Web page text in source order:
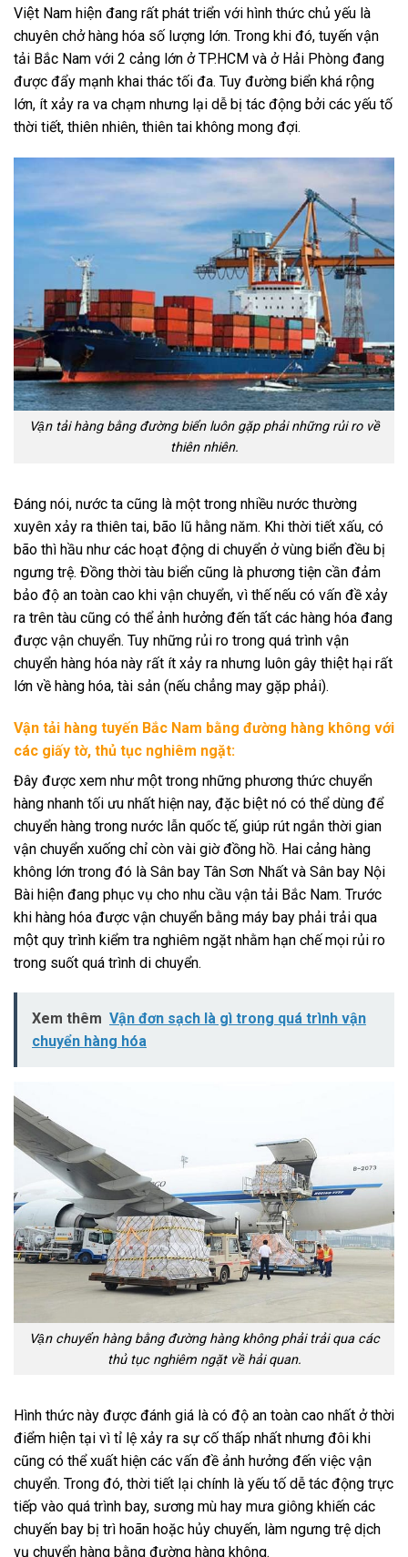
Việt Nam hiện đang rất phát triển với hình thức chủ yếu là
chuyên chở hàng hóa số lượng lớn. Trong khi đó, tuyến vận
tải Bắc Nam với 2 cảng lớn ở TP.HCM và ở Hải Phòng đang
được đẩy mạnh khai thác tối đa. Tuy đường biển khá rộng
lớn, ít xảy ra va chạm nhưng lại dễ bị tác động bởi các yếu tố
thời tiết, thiên nhiên, thiên tai không mong đợi.
Vận tải hàng bằng đường biển luôn gặp phải những rủi ro về
thiên nhiên.
Đáng nói, nước ta cũng là một trong nhiều nước thường
xuyên xảy ra thiên tai, bão lũ hằng năm. Khi thời tiết xấu, có
bão thì hầu như các hoạt động di chuyển ở vùng biển đều bị
ngưng trệ. Đồng thời tàu biển cũng là phương tiện cần đảm
bảo độ an toàn cao khi vận chuyển, vì thế nếu có vấn đề xảy
ra trên tàu cũng có thể ảnh hưởng đến tất các hàng hóa đang
được vận chuyển. Tuy những rủi ro trong quá trình vận
chuyển hàng hóa này rất ít xảy ra nhưng luôn gây thiệt hại rất
lớn về hàng hóa, tài sản (nếu chẳng may gặp phải).
Vận tải hàng tuyến Bắc Nam bằng đường hàng không với
các giấy tờ, thủ tục nghiêm ngặt:
Đây được xem như một trong những phương thức chuyển
hàng nhanh tối ưu nhất hiện nay, đặc biệt nó có thể dùng để
chuyển hàng trong nước lẫn quốc tế, giúp rút ngắn thời gian
vận chuyển xuống chỉ còn vài giờ đồng hồ. Hai cảng hàng
không lớn trong đó là Sân bay Tân Sơn Nhất và Sân bay Nội
Bài hiện đang phục vụ cho nhu cầu vận tải Bắc Nam. Trước
khi hàng hóa được vận chuyển bằng máy bay phải trải qua
một quy trình kiểm tra nghiêm ngặt nhằm hạn chế mọi rủi ro
trong suốt quá trình di chuyển.
Xem thêm Vận đơn sạch là gì trong quá trình vận
chuyển hàng hóa
Vận chuyển hàng bằng đường hàng không phải trải qua các
thủ tục nghiêm ngặt về hải quan.
Hình thức này được đánh giá là có độ an toàn cao nhất ở thời
điểm hiện tại vì tỉ lệ xảy ra sự cố thấp nhất nhưng đôi khi
cũng có thể xuất hiện các vấn đề ảnh hưởng đến việc vận
chuyển. Trong đó, thời tiết lại chính là yếu tố dễ tác động trực
tiếp vào quá trình bay, sương mù hay mưa giông khiến các
chuyến bay bị trì hoãn hoặc hủy chuyến, làm ngưng trệ dịch
vụ chuyển hàng bằng đường hàng không.